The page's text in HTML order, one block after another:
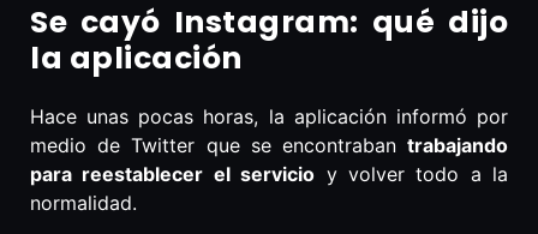
Se cayó Instagram: qué dijo
la aplicación
Hace unas pocas horas, la aplicación informó por
medio de Twitter que se encontraban trabajando
para reestablecer el servicio y volver todo a la
normalidad.